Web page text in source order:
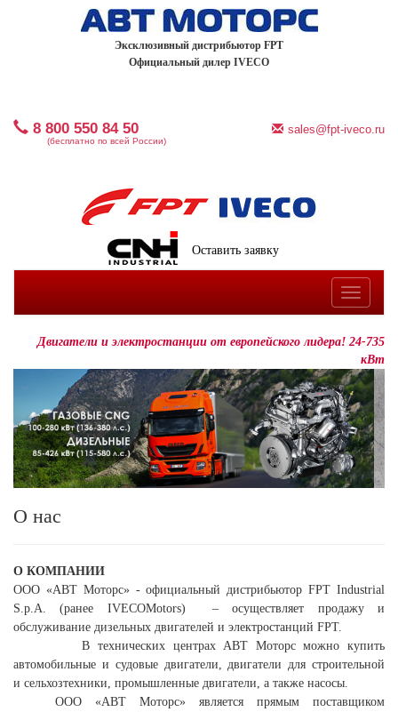
Эксклюзивный дистрибьютор FPT
Официальный дилер IVECO
8 800 550 84 50
(бесплатно по всей России)
sales@fpt-iveco.ru
Оставить заявку
Toggle
Двигатели и электростанции от европейского лидера! 24-735
кВт
О нас
О КОМПАНИИ
ООО «АВТ Моторс» - официальный дистрибьютор FPT Industrial
S.p.A. (ранее IVECOMotors) – осуществляет продажу и
обслуживание дизельных двигателей и электростанций FPT.
В технических центрах АВТ Моторс можно купить
автомобильные и судовые двигатели, двигатели для строительной
и сельхозтехники, промышленные двигатели, а также насосы.
ООО «АВТ Моторс» является прямым поставщиком